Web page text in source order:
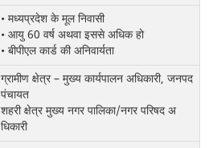
• मध्यप्रदेश के मूल निवासी
• आयु 60 वर्ष अथवा इससे अधिक हो
• बीपीएल कार्ड की अनिवार्यता
ग्रामीण क्षेत्र – मुख्य कार्यपालन अधिकारी, जनपद
पंचायत
शहरी क्षेत्र मुख्य नगर पालिका/नगर परिषद अ
धिकारी